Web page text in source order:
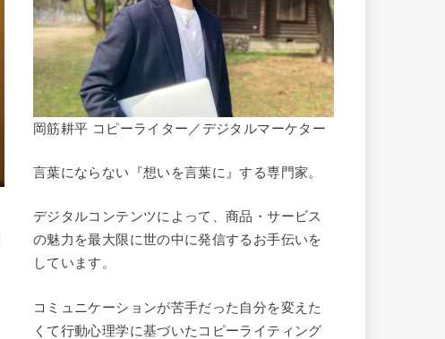
岡筋耕平 コピーライター／デジタルマーケター
言葉にならない『想いを言葉に』する専門家。
デジタルコンテンツによって、商品・サービス
の魅力を最大限に世の中に発信するお手伝いを
しています。
コミュニケーションが苦手だった自分を変えた
くて行動心理学に基づいたコピーライティング